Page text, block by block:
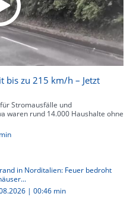
bis zu 215 km/h – Jetzt
Stromausfälle und
waren rund 14.000 Haushalte ohne
in Norditalien: Feuer bedroht
| 00:46 min